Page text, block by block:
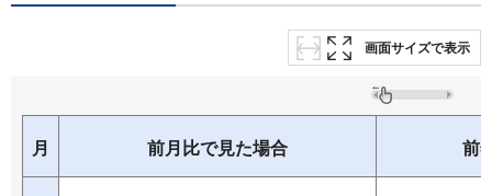
画面サイズで表示
月 前月比で見た場合 前